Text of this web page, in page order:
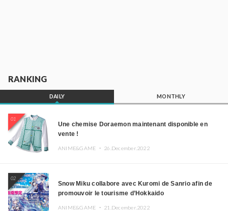
RANKING
DAILY MONTHLY
01
Une chemise Doraemon maintenant disponible en
vente !
ANIME&GAME ・ 26.December.2022
02
Snow Miku collabore avec Kuromi de Sanrio afin de
promouvoir le tourisme d’Hokkaido
ANIME&GAME ・ 21.December.2022